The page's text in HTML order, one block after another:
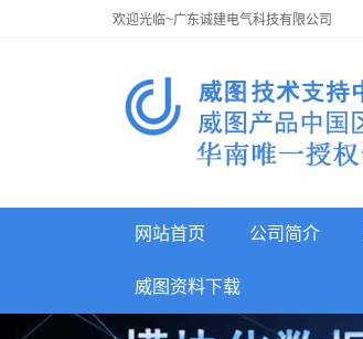
欢迎光临~广东诚建电气科技有限公司
网站首页 公司简介
威图资料下载